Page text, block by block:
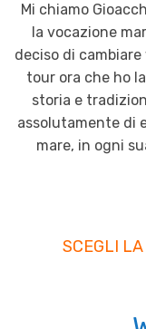
Mi chiamo
la vocazione
deciso di
tour ora che ho
storia e
assolutamente di
mare, in ogni
SCEGLI